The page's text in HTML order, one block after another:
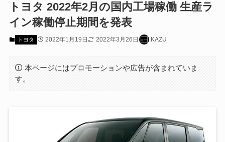
トヨタ 2022年2月の国内工場稼働 生産ラ
イン稼働停止期間を発表
トヨタ 2022年1月19日 2022年3月26日 KAZU
本ページにはプロモーションや広告が含まれていま
す。